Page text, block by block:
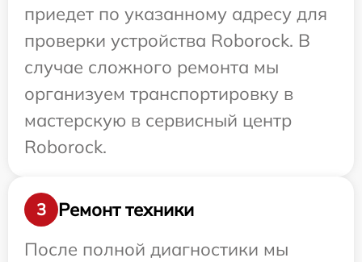
приедет по указанному адресу для
проверки устройства Roborock. В
случае сложного ремонта мы
организуем транспортировку в
мастерскую в сервисный центр
Roborock.
3
Ремонт техники
После полной диагностики мы